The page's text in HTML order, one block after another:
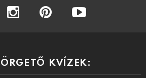
instagram
KVÍZEK: